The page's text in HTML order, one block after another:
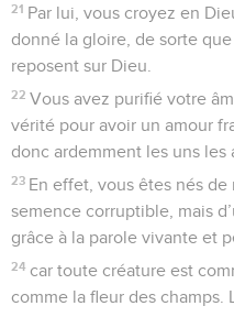
21 Par lui, vous croyez en
donné la gloire, de sorte
reposent sur Dieu.
22 Vous avez purifié votre
vérité pour avoir un amour
donc ardemment les uns les
23 En effet, vous êtes nés de
semence corruptible, mais
grâce à la parole vivante et
24 car toute créature est
comme la fleur des champs.